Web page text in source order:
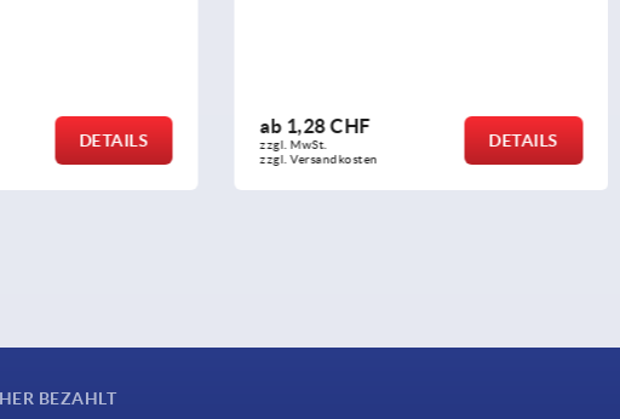
DETAILS
ab1,66 CHF
zzgl. MwSt.
zzgl. Versandkosten
DETAILS
BEZAHLT